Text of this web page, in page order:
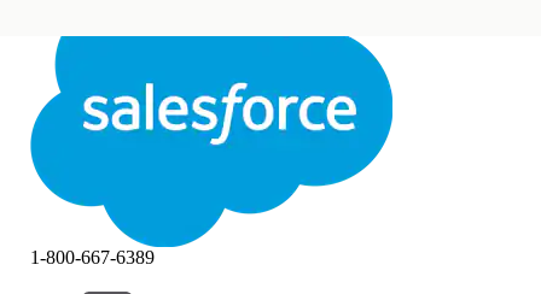
Chiudi Chiudi
1-800-667-6389